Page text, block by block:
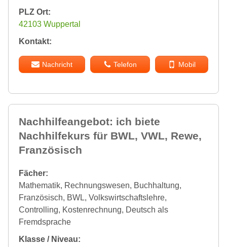
PLZ Ort:
42103 Wuppertal
Kontakt:
Nachricht Telefon Mobil
Nachhilfeangebot: ich biete
Nachhilfekurs für BWL, VWL, Rewe,
Französisch
Fächer:
Mathematik, Rechnungswesen, Buchhaltung,
Französisch, BWL, Volkswirtschaftslehre,
Controlling, Kostenrechnung, Deutsch als
Fremdsprache
Klasse / Niveau: